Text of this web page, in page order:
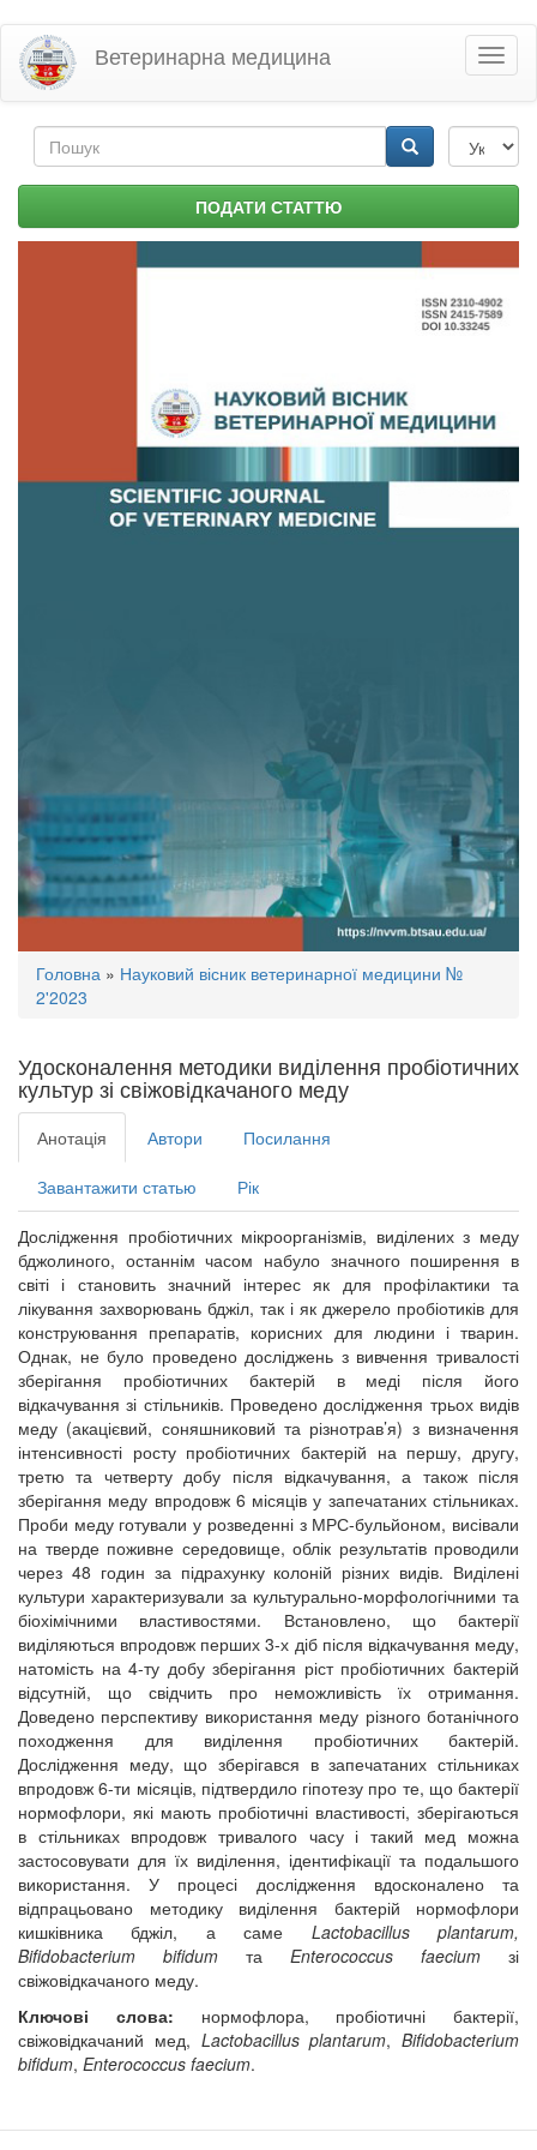
Перейти
основного
матеріалу
Ветеринарна медицина
Пошукова
форма ПОДАТИ СТАТТЮ
Ви
тут
Головна » Науковий вісник ветеринарної медицини №
2'2023
Удосконалення методики виділення пробіотичних
культур зі свіжовідкачаного меду
Анотація Автори Посилання
Завантажити статью Рік
Дослідження пробіотичних мікроорганізмів, виділених з меду
бджолиного, останнім часом набуло значного поширення в
світі і становить значний інтерес як для профілактики та
лікування захворювань бджіл, так і як джерело пробіотиків для
конструювання препаратів, корисних для людини і тварин.
Однак, не було проведено досліджень з вивчення тривалості
зберігання пробіотичних бактерій в меді після його
відкачування зі стільників. Проведено дослідження трьох видів
меду (акацієвий, соняшниковий та різнотрав’я) з визначення
інтенсивності росту пробіотичних бактерій на першу, другу,
третю та четверту добу після відкачування, а також після
зберігання меду впродовж 6 місяців у запечатаних стільниках.
Проби меду готували у розведенні з МРС-бульйоном, висівали
на тверде поживне середовище, облік результатів проводили
через 48 годин за підрахунку колоній різних видів. Виділені
культури характеризували за культурально-морфологічними та
біохімічними властивостями. Встановлено, що бактерії
виділяються впродовж перших 3-х діб після відкачування меду,
натомість на 4-ту добу зберігання ріст пробіотичних бактерій
відсутній, що свідчить про неможливість їх отримання.
Доведено перспективу використання меду різного ботанічного
походження для виділення пробіотичних бактерій.
Дослідження меду, що зберігався в запечатаних стільниках
впродовж 6-ти місяців, підтвердило гіпотезу про те, що бактерії
нормофлори, які мають пробіотичні властивості, зберігаються
в стільниках впродовж тривалого часу і такий мед можна
застосовувати для їх виділення, ідентифікації та подальшого
використання. У процесі дослідження вдосконалено та
відпрацьовано методику виділення бактерій нормофлори
кишківника бджіл, а саме Lactobacillus plantarum,
Bifidobacterium bifidum та Enterococcus faecium зі
свіжовідкачаного меду.
Ключові слова: нормофлора, пробіотичні бактерії,
свіжовідкачаний мед, Lactobacillus plantarum, Bifidobacterium
bifidum, Enterococcus faecium.